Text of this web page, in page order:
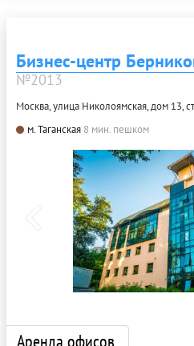
Бизнес-центр
№2013
Москва, улица Николоямская, дом 13,
м. Таганская 8 мин. пешком
Аренда офисов